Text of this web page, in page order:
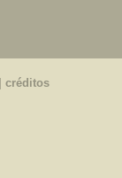
créditos